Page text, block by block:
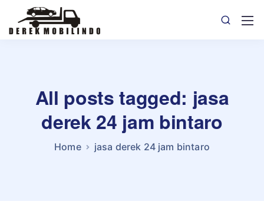
All posts tagged: jasa
derek 24 jam bintaro
Home jasa derek 24 jam bintaro